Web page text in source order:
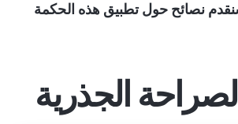
نصائح حول تطبيق هذه الحكمة
الجذرية